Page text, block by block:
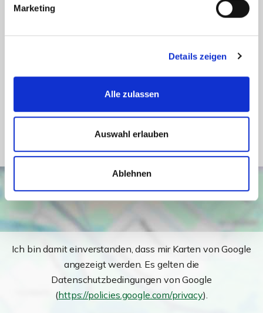
Marketing
Details zeigen
Alle zulassen
Auswahl erlauben
Ablehnen
Ich bin damit einverstanden, dass mir Karten von Google
angezeigt werden. Es gelten die
Datenschutzbedingungen von Google
(https://policies.google.com/privacy).